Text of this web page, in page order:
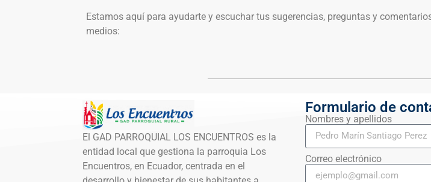
Estamos aquí para ayudarte y escuchar tus sugerencias, preguntas y
medios:
El GAD PARROQUIAL LOS ENCUENTROS es la
entidad local que gestiona la parroquia Los
Encuentros, en Ecuador, centrada en el
Formulario de
Nombres y apellidos
Correo electrónico